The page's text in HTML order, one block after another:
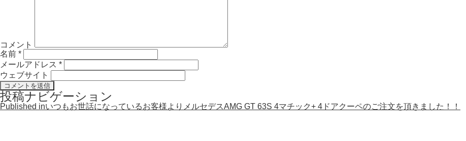
コメント
名前 *
メールアドレス *
ウェブサイト
投稿ナビゲーション
Published inいつもお世話になっているお客様よりメルセデスAMG GT 63S 4マチック+ 4ドアクーペのご注文を頂きました！！